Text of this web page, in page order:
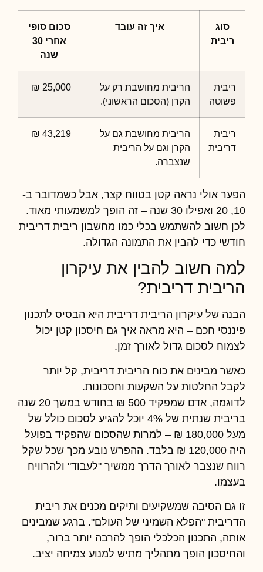
סוג
ריבית
איך זה עובד
סכום סופי
אחרי 30
שנה
ריבית
פשוטה
הריבית מחושבת רק על
הקרן (הסכום הראשוני).
25,000 ₪
ריבית
דריבית
הריבית מחושבת גם על
הקרן וגם על הריבית
שנצברה.
43,219 ₪
הפער אולי נראה קטן בטווח קצר, אבל כשמדובר ב-
10, 20 ואפילו 30 שנה – זה הופך למשמעותי מאוד.
לכן חשוב להשתמש בכלי כמו מחשבון ריבית דריבית
חודשי כדי להבין את התמונה הגדולה.
למה חשוב להבין את עיקרון
הריבית דריבית?
הבנה של עיקרון הריבית דריבית היא הבסיס לתכנון
פיננסי חכם – היא מראה איך גם חיסכון קטן יכול
לצמוח לסכום גדול לאורך זמן.
כאשר מבינים את כוח הריבית דריבית, קל יותר
לקבל החלטות על השקעות וחסכונות.
לדוגמה, אדם שמפקיד 500 ₪ בחודש במשך 20 שנה
בריבית שנתית של 4% יוכל להגיע לסכום כולל של
מעל 180,000 ₪ – למרות שהסכום שהפקיד בפועל
היה 120,000 ₪ בלבד. ההפרש נובע מכך שכל שקל
רווח שנצבר לאורך הדרך ממשיך "לעבוד" ולהרוויח
בעצמו.
זו גם הסיבה שמשקיעים ותיקים מכנים את ריבית
הדריבית "הפלא השמיני של העולם". ברגע שמבינים
אותה, התכנון הכלכלי הופך להרבה יותר ברור,
והחיסכון הופך מתהליך מתיש למנוע צמיחה יציב.